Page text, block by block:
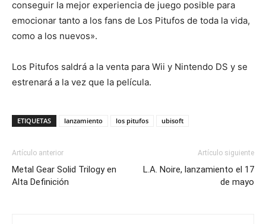
conseguir la mejor experiencia de juego posible para
emocionar tanto a los fans de Los Pitufos de toda la vida,
como a los nuevos».
Los Pitufos saldrá a la venta para Wii y Nintendo DS y se
estrenará a la vez que la película.
ETIQUETAS lanzamiento los pitufos ubisoft
Artículo anterior
Metal Gear Solid Trilogy en
Alta Definición
Artículo siguiente
L.A. Noire, lanzamiento el 17
de mayo